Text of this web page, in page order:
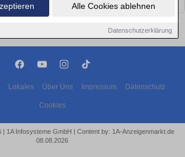
Alle Cookies ablehnen
Datenschutzerklärung
Lokales Über Uns Impressum Datenschutz
Cookies
1A Infosysteme GmbH | Content by: 1A-Anzeigenmarkt.de
08.08.2026